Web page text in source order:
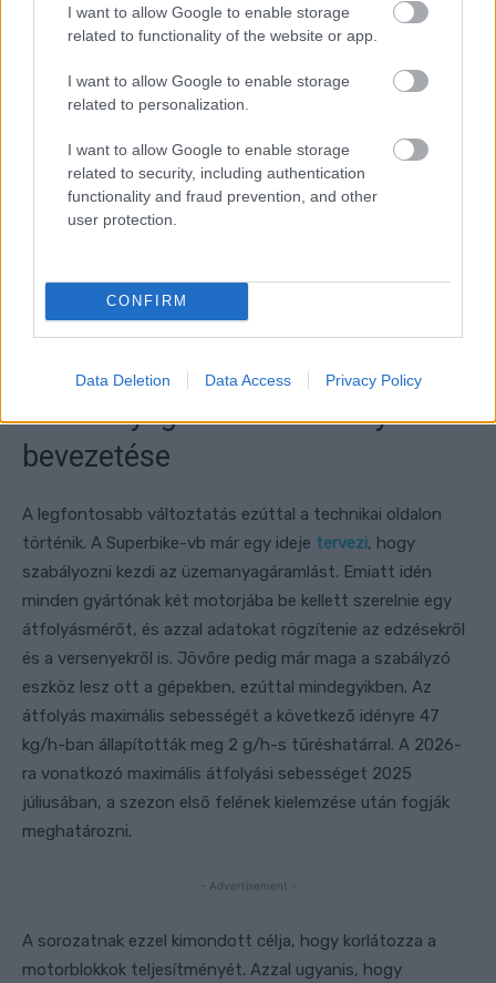
I want to allow Google to enable storage
related to functionality of the website or app.
I want to allow Google to enable storage
related to personalization.
I want to allow Google to enable storage
related to security, including authentication
functionality and fraud prevention, and other
user protection.
CONFIRM
Data Deletion Data Access Privacy Policy